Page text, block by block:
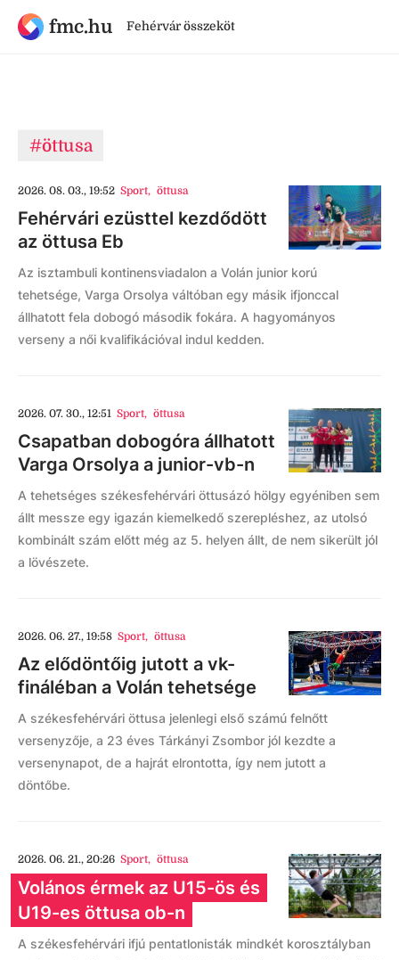
fmc.hu Fehérvár összeköt
#öttusa
2026. 08. 03., 19:52 Sport, öttusa
Fehérvári ezüsttel kezdődött
az öttusa Eb
Az isztambuli kontinensviadalon a Volán junior korú
tehetsége, Varga Orsolya váltóban egy másik ifjonccal
állhatott fela dobogó második fokára. A hagyományos
verseny a női kvalifikációval indul kedden.
2026. 07. 30., 12:51 Sport, öttusa
Csapatban dobogóra állhatott
Varga Orsolya a junior-vb-n
A tehetséges székesfehérvári öttusázó hölgy egyéniben sem
állt messze egy igazán kiemelkedő szerepléshez, az utolsó
kombinált szám előtt még az 5. helyen állt, de nem sikerült jól
a lövészete.
2026. 06. 27., 19:58 Sport, öttusa
Az elődöntőig jutott a vk-
fináléban a Volán tehetsége
A székesfehérvári öttusa jelenlegi első számú felnőtt
versenyzője, a 23 éves Tárkányi Zsombor jól kezdte a
versenynapot, de a hajrát elrontotta, így nem jutott a
döntőbe.
2026. 06. 21., 20:26 Sport, öttusa
Volános érmek az U15-ös és
U19-es öttusa ob-n
A székesfehérvári ifjú pentatlonisták mindkét korosztályban